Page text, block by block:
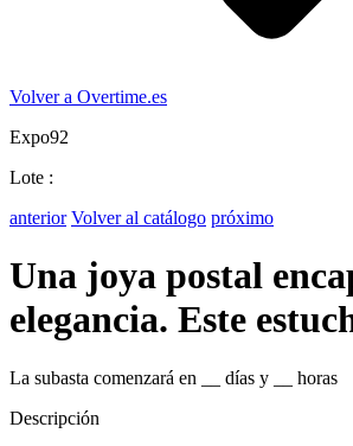
Volver a Overtime.es
Expo92
Lote :
anterior Volver al catálogo próximo
Una joya postal
elegancia. Este
La subasta comenzará en días y
horas
Descripción